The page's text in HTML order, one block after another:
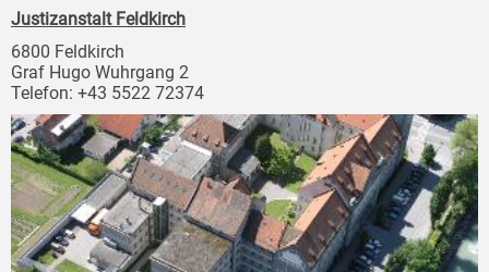
Justizanstalt Feldkirch
6800 Feldkirch
Graf Hugo Wuhrgang 2
Telefon: +43 5522 72374